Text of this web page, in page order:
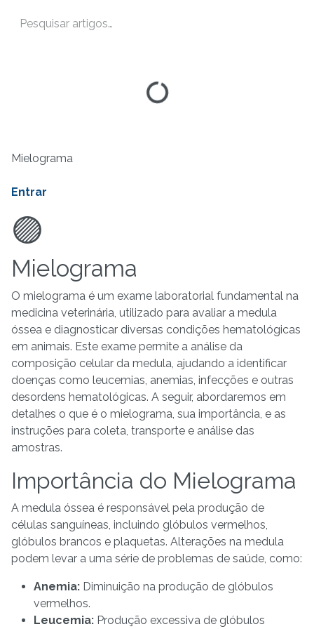
Mielograma
Entrar
🟣
Mielograma
O mielograma é um exame laboratorial fundamental na
medicina veterinária, utilizado para avaliar a medula
óssea e diagnosticar diversas condições hematológicas
em animais. Este exame permite a análise da
composição celular da medula, ajudando a identificar
doenças como leucemias, anemias, infecções e outras
desordens hematológicas. A seguir, abordaremos em
detalhes o que é o mielograma, sua importância, e as
instruções para coleta, transporte e análise das
amostras.
Importância do Mielograma
A medula óssea é responsável pela produção de
células sanguíneas, incluindo glóbulos vermelhos,
glóbulos brancos e plaquetas. Alterações na medula
podem levar a uma série de problemas de saúde, como:
Anemia: Diminuição na produção de glóbulos
vermelhos.
Leucemia: Produção excessiva de glóbulos